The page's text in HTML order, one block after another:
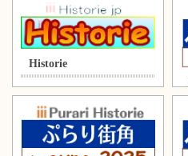
Historie